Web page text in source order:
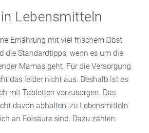
Lebensmitteln
Ernährung mit viel frischem Obst
die Standardtipps, wenn es um die
Mamas geht. Für die Versorgung
das leider nicht aus. Deshalb ist es
mit Tabletten vorzusorgen. Das
davon abhalten, zu Lebensmitteln
an Folsäure sind. Dazu zählen: